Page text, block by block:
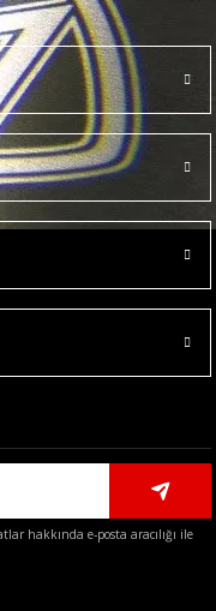
ve diğer
formunu kullanarak
hakkında e-posta aracılığı ile